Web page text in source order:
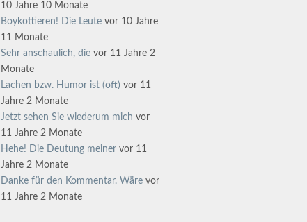
10 Jahre 10 Monate
Boykottieren! Die Leute vor 10 Jahre
11 Monate
Sehr anschaulich, die vor 11 Jahre 2
Monate
Lachen bzw. Humor ist (oft) vor 11
Jahre 2 Monate
Jetzt sehen Sie wiederum mich vor
11 Jahre 2 Monate
Hehe! Die Deutung meiner vor 11
Jahre 2 Monate
Danke für den Kommentar. Wäre vor
11 Jahre 2 Monate